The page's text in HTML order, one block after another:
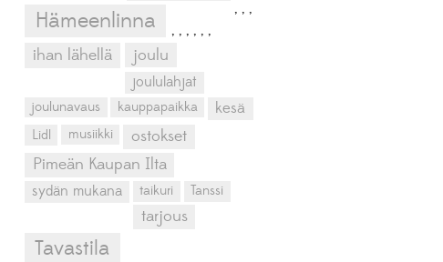
Hämeenlinna
ihan lähellä joulu
joululahjat
joulunavaus kauppapaikka kesä
,
Lidl
,
musiikki
,
ostokset
,
Pimeän Kaupan Ilta
,
sydän mukana
,
taikuri
,
Tanssi
,
tarjous
,
Tavastila